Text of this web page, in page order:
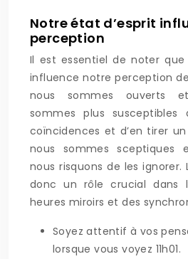
Notre état d’esprit
perception
Il est essentiel de noter
influence notre perception
nous sommes ouverts
sommes plus susceptibles
coïncidences et d’en tirer un
nous sommes sceptiques
nous risquons de les ignorer.
donc un rôle crucial dans
heures miroirs et des
Soyez attentif à vos
lorsque vous voyez 11h01.